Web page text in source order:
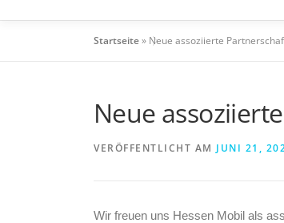
Startseite» Neue assoziierte
Neue
VERÖFFENTLICHT AM JUNI 21,
Wir freuen uns Hessen Mobil als